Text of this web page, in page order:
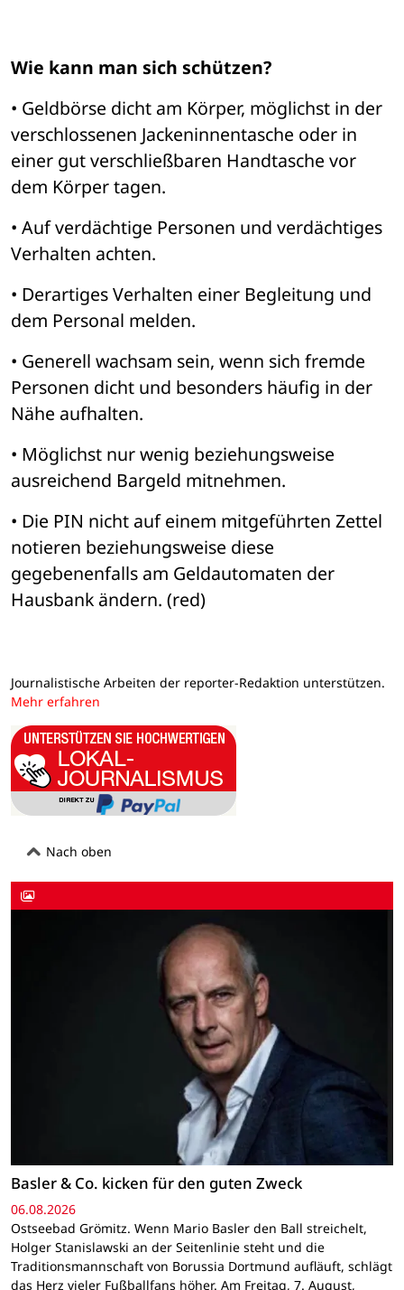
Wie kann man sich schützen?
• Geldbörse dicht am Körper, möglichst in der
verschlossenen Jackeninnentasche oder in
einer gut verschließbaren Handtasche vor
dem Körper tagen.
• Auf verdächtige Personen und verdächtiges
Verhalten achten.
• Derartiges Verhalten einer Begleitung und
dem Personal melden.
• Generell wachsam sein, wenn sich fremde
Personen dicht und besonders häufig in der
Nähe aufhalten.
• Möglichst nur wenig beziehungsweise
ausreichend Bargeld mitnehmen.
• Die PIN nicht auf einem mitgeführten Zettel
notieren beziehungsweise diese
gegebenenfalls am Geldautomaten der
Hausbank ändern. (red)
Journalistische Arbeiten der reporter-Redaktion unterstützen.
Mehr erfahren
Nach oben
Basler & Co. kicken für den guten Zweck
06.08.2026
Ostseebad Grömitz. Wenn Mario Basler den Ball streichelt,
Holger Stanislawski an der Seitenlinie steht und die
Traditionsmannschaft von Borussia Dortmund aufläuft, schlägt
das Herz vieler Fußballfans höher. Am Freitag, 7. August,